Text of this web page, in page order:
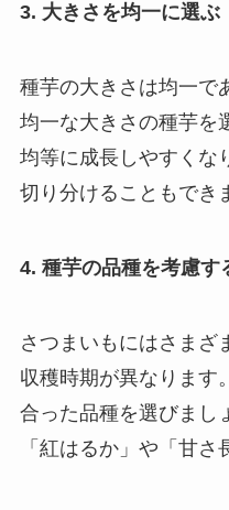
3. 大きさを均一に選ぶ
種芋の大きさは均一で
均一な大きさの種芋を
均等に成長しやすくな
切り分けることもでき
4. 種芋の品種を考慮す
さつまいもにはさまざ
収穫時期が異なります
合った品種を選びまし
「紅はるか」や「甘さ